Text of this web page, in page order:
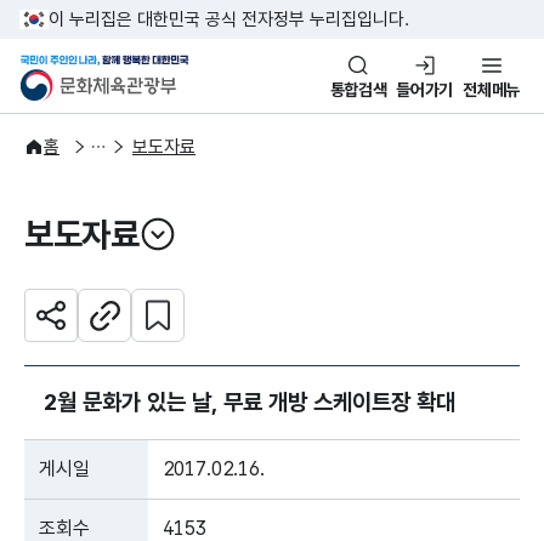
본문 바로가기
주메뉴 바로가기
이 누리집은 대한민국 공식 전자정부 누리집입니다.
문화체육관광부
국민이 주인인 나라, 함께 행복
통합검색 들어가기 전체메뉴
홈
알림·소식
보도·뉴스 보도자료
보도자료
열기
공유하기주소복사
관심 콘텐츠 설정하기
2월 문화가 있는 날, 무료 개방 스케이트장 확대
게시일 2017.02.16.
조회수 4153